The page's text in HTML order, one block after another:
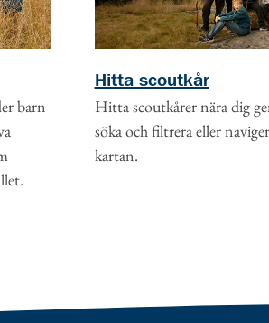
barn
Hitta scoutkår
Hitta scoutkårer nära dig
söka och filtrera eller
kartan.